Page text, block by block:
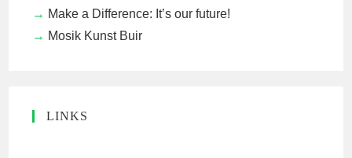
Make a Difference: It’s our future!
Mosik Kunst Buir
LINKS